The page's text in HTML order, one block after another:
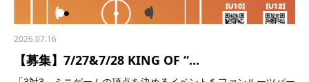
2026.07.16
【募集】7/27&7/28 KING OF “...